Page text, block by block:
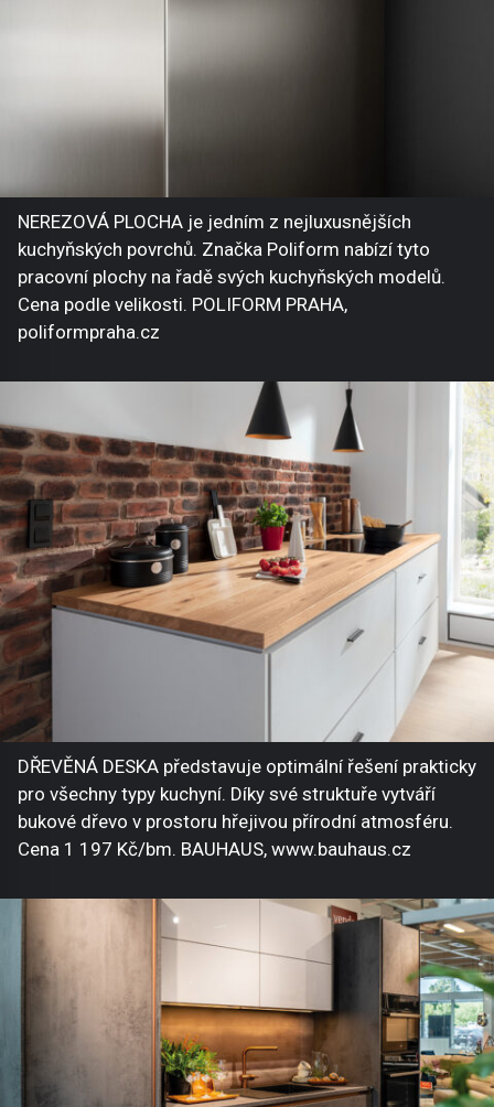
NEREZOVÁ PLOCHA je jedním z nejluxusnějších
kuchyňských povrchů. Značka Poliform nabízí tyto
pracovní plochy na řadě svých kuchyňských modelů.
Cena podle velikosti. POLIFORM PRAHA,
poliformpraha.cz
DŘEVĚNÁ DESKA představuje optimální řešení prakticky
pro všechny typy kuchyní. Díky své struktuře vytváří
bukové dřevo v prostoru hřejivou přírodní atmosféru.
Cena 1 197 Kč/bm. BAUHAUS, www.bauhaus.cz